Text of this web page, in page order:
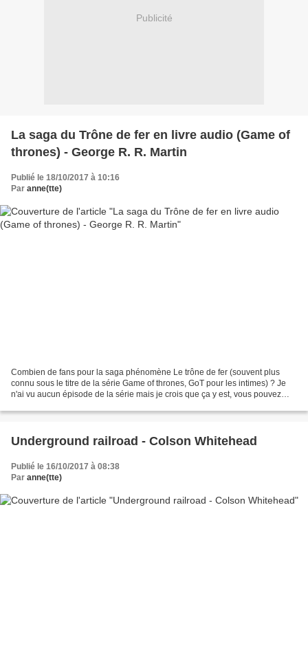
Publicité
La saga du Trône de fer en livre audio (Game of
thrones) - George R. R. Martin
Publié le 18/10/2017 à 10:16
Par anne(tte)
Combien de fans pour la saga phénomène Le trône de fer (souvent plus
connu sous le titre de la série Game of thrones, GoT pour les intimes) ? Je
n'ai vu aucun épisode de la série mais je crois que ça y est, vous pouvez
Underground railroad - Colson Whitehead
Publié le 16/10/2017 à 08:38
Par anne(tte)